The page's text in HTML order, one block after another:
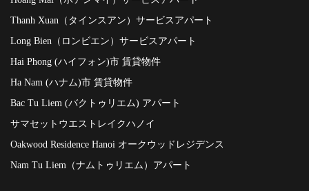
Thanh Xuan（タインスアン）サービスアパート
Long Bien（ロンビエン）サービスアパート
Hai Phong (ハイフォン)市 賃貸物件
Ha Nam (ハナム)市 賃貸物件
Bac Tu Liem (バクトゥリエム) アパート
サマセットウエストレイクハノイ
Oakwood Residence Hanoi オークウッドレジデンス
Nam Tu Liem（ナムトゥリエム）アパート